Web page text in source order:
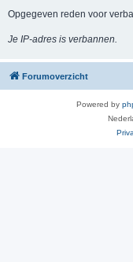
Opgegeven reden voor
Je IP-adres is verbannen.
Forumoverzicht
Powered by